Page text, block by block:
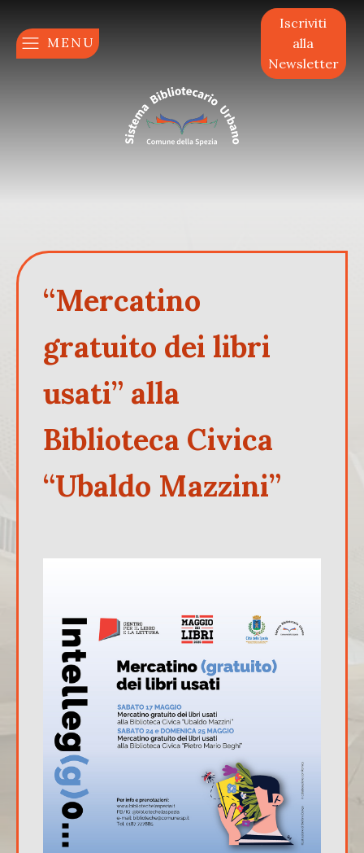
MENU
Iscriviti
alla
Newsletter
“Mercatino
gratuito dei libri
usati” alla
Biblioteca Civica
“Ubaldo Mazzini”